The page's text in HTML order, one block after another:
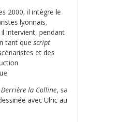
2000, il intègre le
lyonnais,
il intervient, pendant
tant quescript
et des
Derrière la Colline, sa
avec Ulric au